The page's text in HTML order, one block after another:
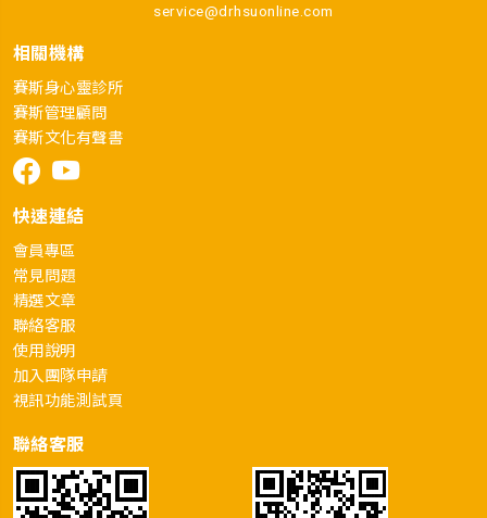
service@drhsuonline.com
相關機構
賽斯身心靈診所
賽斯管理顧問
賽斯文化有聲書
快速連結
會員專區
常見問題
精選文章
聯絡客服
使用說明
加入團隊申請
視訊功能測試頁
聯絡客服